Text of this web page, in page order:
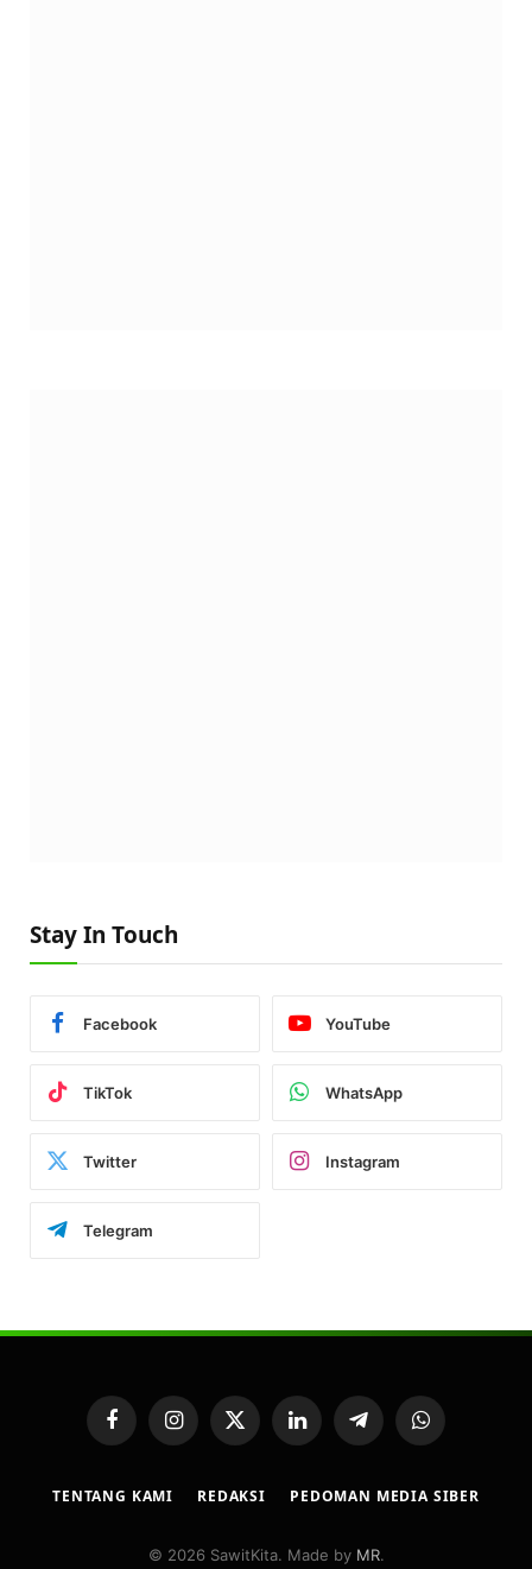
Stay In Touch
Facebook YouTube
TikTok WhatsApp
Twitter Instagram
Telegram
FacebookInstagram
X
LinkedInTelegramWhatsApp
TENTANG KAMI REDAKSI PEDOMAN MEDIA SIBER
© 2026 SawitKita. Made by MR.